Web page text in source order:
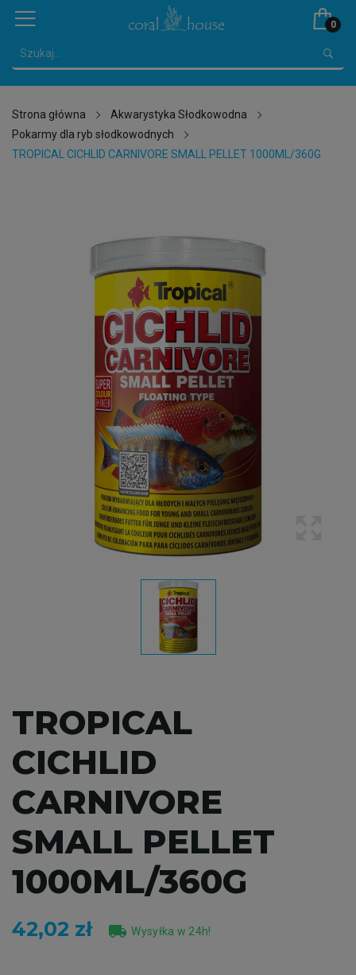
0
Strona główna
Akwarystyka Słodkowodna
Pokarmy dla ryb słodkowodnych
TROPICAL CICHLID CARNIVORE SMALL PELLET 1000ML/360G
TROPICAL
CICHLID
CARNIVORE
SMALL PELLET
1000ML/360G
42,02 zł local_shipping Wysyłka w 24h!